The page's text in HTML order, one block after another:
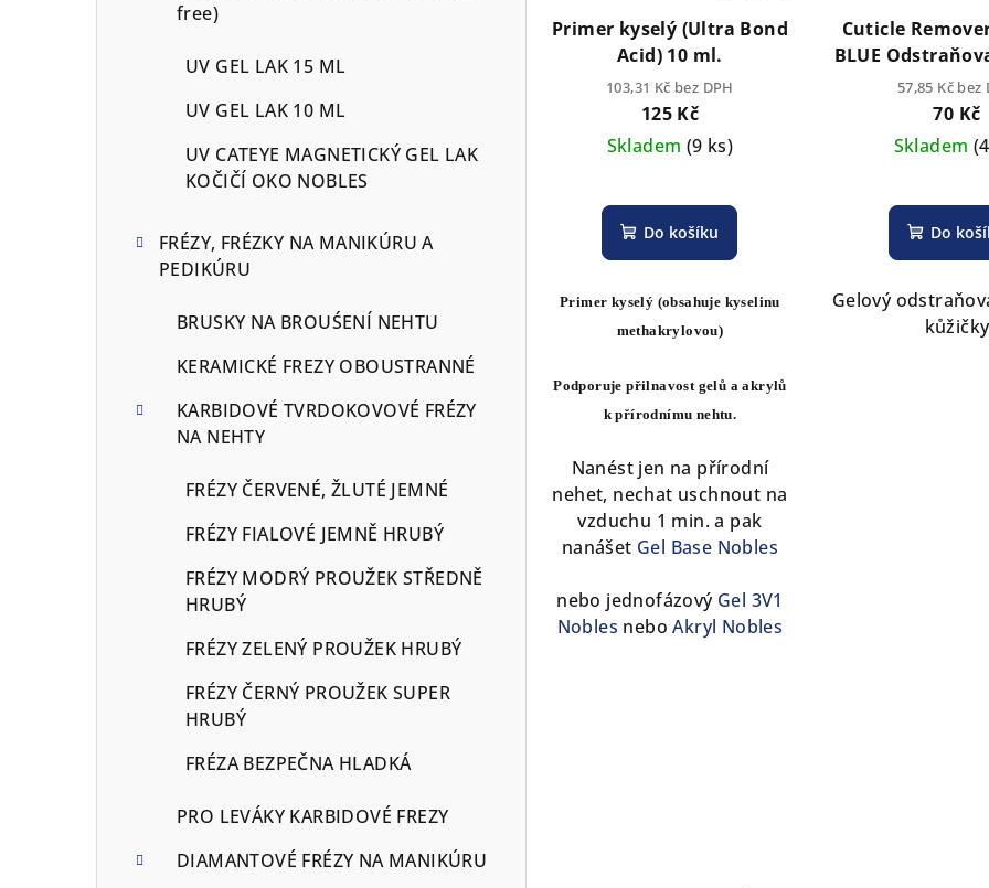
free)
UV GEL LAK 15 ML
UV GEL LAK 10 ML
UV CATEYE MAGNETICKÝ GEL LAK
KOČIČÍ OKO NOBLES
FRÉZY, FRÉZKY NA MANIKÚRU A
PEDIKÚRU
BRUSKY NA BROUŚENÍ NEHTU
KERAMICKÉ FREZY OBOUSTRANNÉ
KARBIDOVÉ TVRDOKOVOVÉ FRÉZY
NA NEHTY
FRÉZY ČERVENÉ, ŽLUTÉ JEMNÉ
FRÉZY FIALOVÉ JEMNĚ HRUBÝ
FRÉZY MODRÝ PROUŽEK STŘEDNĚ
HRUBÝ
FRÉZY ZELENÝ PROUŽEK HRUBÝ
FRÉZY ČERNÝ PROUŽEK SUPER
HRUBÝ
FRÉZA BEZPEČNA HLADKÁ
PRO LEVÁKY KARBIDOVÉ FREZY
DIAMANTOVÉ FRÉZY NA MANIKÚRU
Primer kyselý (Ultra Bond
Acid) 10 ml.
103,31 Kč bez DPH
125 Kč
Skladem (9 ks)
Do košíku
Primer kyselý (obsahuje kyselinu
methakrylovou)
Podporuje přilnavost gelů a akrylů
k přírodnímu nehtu.
Nanést jen na přírodní
nehet, nechat uschnout na
vzduchu 1 min. a pak
nanášet Gel Base Nobles
nebo jednofázovýGel 3V1
Nobles nebo Akryl Nobles
Cuticle
BLUE
s mořskou
57,85 Kč bez
70 Kč
Skladem
Do
Gelový
kůžičky